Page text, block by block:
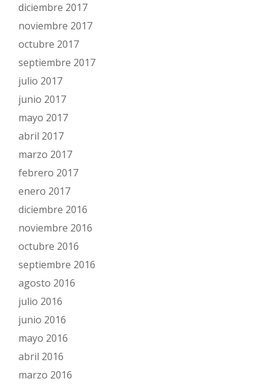
diciembre 2017
noviembre 2017
octubre 2017
septiembre 2017
julio 2017
junio 2017
mayo 2017
abril 2017
marzo 2017
febrero 2017
enero 2017
diciembre 2016
noviembre 2016
octubre 2016
septiembre 2016
agosto 2016
julio 2016
junio 2016
mayo 2016
abril 2016
marzo 2016